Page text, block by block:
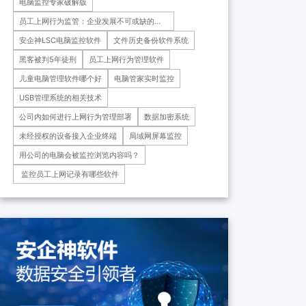
瘤医院等十余家子公司...
员工上网行为监管：企业发展不可或缺的一
环
安企神LSC电脑监控软件
文件历史备份软件系统
黑客被判5年徒刑
员工上网行为管理软件
儿童电脑管理软件哪个好
电脑管家实时监控
USB管理系统的相关技术
公司内如何进行上网行为管理部署
数据加密系统
未经授权的设备接入企业终端
局域网屏幕监控
用公司的电脑会被监控浏览内容吗？
​ 监控员工上网记录有哪些软件